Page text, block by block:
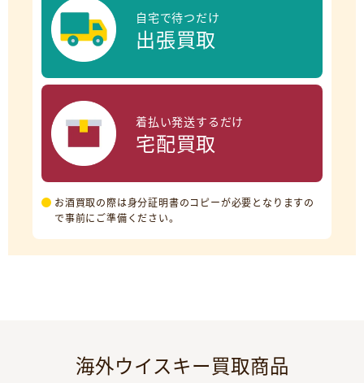
自宅で待つだけ
出張買取
着払い発送するだけ
宅配買取
お酒買取の際は身分証明書のコピーが必要となりますの
で事前にご準備ください。
海外ウイスキー買取商品